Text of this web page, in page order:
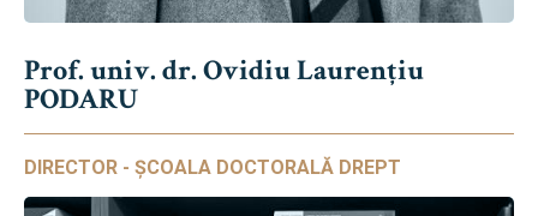
Prof. univ. dr. Ovidiu Laurențiu
PODARU
DIRECTOR - ȘCOALA DOCTORALĂ DREPT